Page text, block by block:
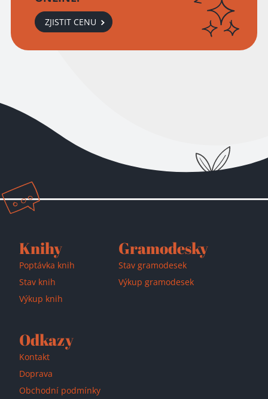
ZJISTIT CENU
Knihy
Poptávka knih
Stav knih
Výkup knih
Gramodesky
Stav gramodesek
Výkup gramodesek
Odkazy
Kontakt
Doprava
Obchodní podmínky